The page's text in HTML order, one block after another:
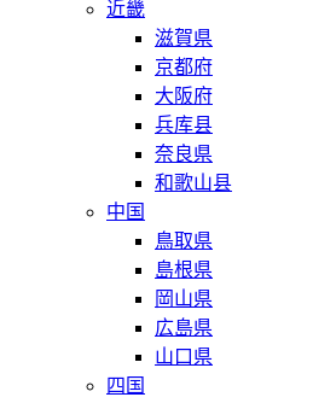
近畿
滋賀県
京都府
大阪府
兵库县
奈良県
和歌山县
中国
鳥取県
島根県
岡山県
広島県
山口県
四国